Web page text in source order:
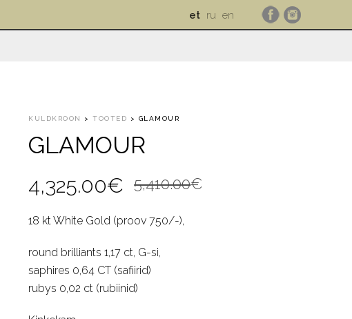
et ru en
KULDKROON >TOOTED > GLAMOUR
GLAMOUR
5,410.00€
4,325.00€
18 kt White Gold (proov 750/-),
round brilliants 1,17 ct, G-si,
saphires 0,64 CT (safiirid)
rubys 0,02 ct (rubiinid)